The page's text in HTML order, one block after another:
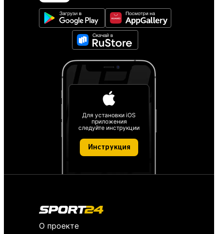
Для установки iOS
приложения
следуйте инструкции
Инструкция
О проекте